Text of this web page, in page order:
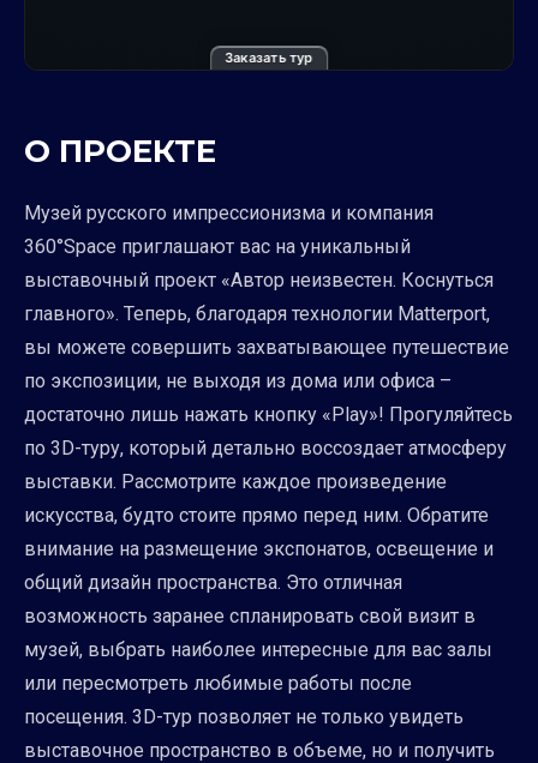
Заказать тур
О ПРОЕКТЕ
Музей русского импрессионизма и компания
360°Space приглашают вас на уникальный
выставочный проект «Автор неизвестен. Коснуться
главного». Теперь, благодаря технологии Matterport,
вы можете совершить захватывающее путешествие
по экспозиции, не выходя из дома или офиса –
достаточно лишь нажать кнопку «Play»! Прогуляйтесь
по 3D-туру, который детально воссоздает атмосферу
выставки. Рассмотрите каждое произведение
искусства, будто стоите прямо перед ним. Обратите
внимание на размещение экспонатов, освещение и
общий дизайн пространства. Это отличная
возможность заранее спланировать свой визит в
музей, выбрать наиболее интересные для вас залы
или пересмотреть любимые работы после
посещения. 3D-тур позволяет не только увидеть
выставочное пространство в объеме, но и получить